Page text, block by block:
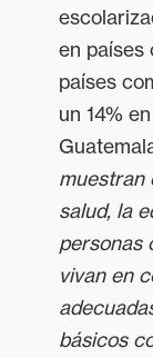
en países
países
un 14%
muestran
salud, la
personas
vivan en
básicos